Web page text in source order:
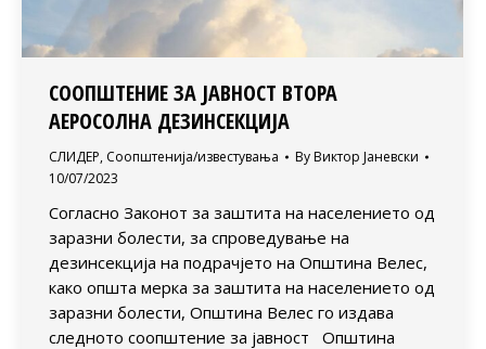
СООПШТЕНИЕ ЗА ЈАВНОСТ ВТОРА
АЕРОСОЛНА ДЕЗИНСЕКЦИЈА
СЛИДЕР, Соопштенија/известувања By Виктор Јаневски
10/07/2023
Согласно Законот за заштита на населението од
заразни болести, за спроведување на
дезинсекција на подрачјето на Општина Велес,
како општа мерка за заштита на населението од
заразни болести, Општина Велес го издава
следното соопштение за јавност Општина